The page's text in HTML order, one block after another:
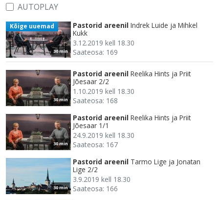
AUTOPLAY
30 min
Kõige uuemad Pastorid areenil Indrek Luide ja Mihkel
Kukk
3.12.2019 kell 18.30
Saateosa: 169
30 min
Pastorid areenil Reelika Hints ja Priit
Jõesaar 2/2
1.10.2019 kell 18.30
Saateosa: 168
30 min
Pastorid areenil Reelika Hints ja Priit
Jõesaar 1/1
24.9.2019 kell 18.30
Saateosa: 167
30 min
Pastorid areenil Tarmo Lige ja Jonatan
Lige 2/2
3.9.2019 kell 18.30
Saateosa: 166